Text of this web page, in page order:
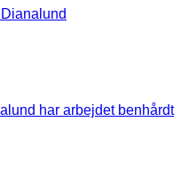
har arbejdet benhårdt